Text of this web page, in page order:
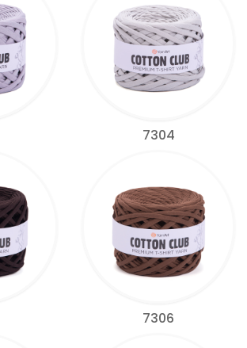
7304
7306